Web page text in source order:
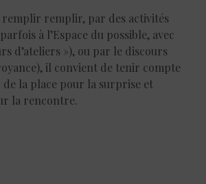
remplir, par des activités
à l’Espace du possible, avec
d’ateliers »), ou par le discours
il convient de tenir compte
de la place pour la surprise et
la rencontre.